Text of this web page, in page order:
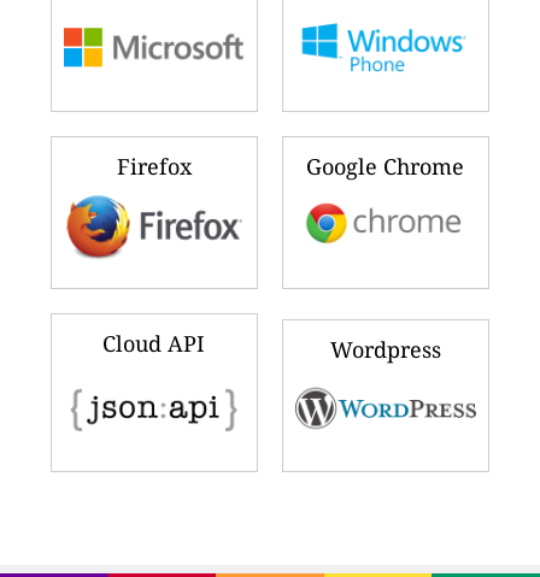
Google Chrome
Firefox
Wordpress
Cloud API